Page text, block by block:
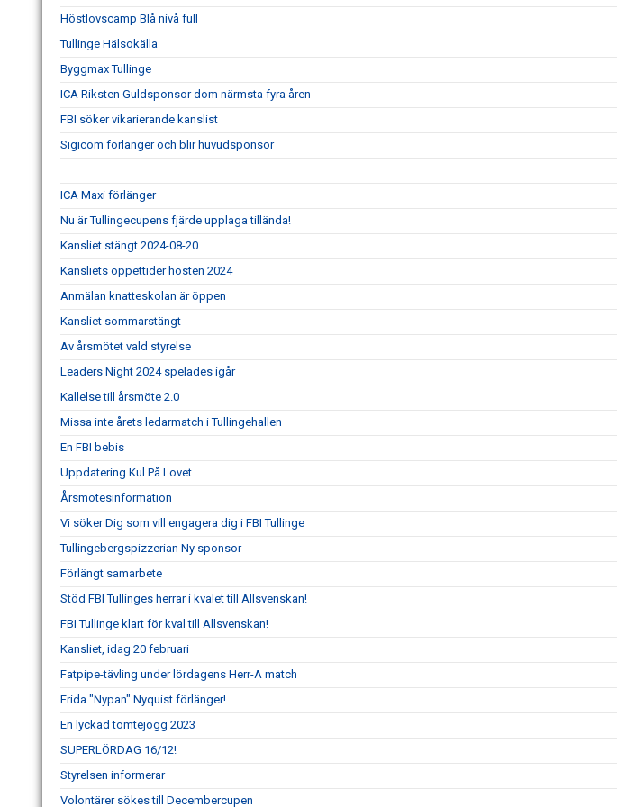
Höstlovscamp Blå nivå full
Tullinge Hälsokälla
Byggmax Tullinge
ICA Riksten Guldsponsor dom närmsta fyra åren
FBI söker vikarierande kanslist
Sigicom förlänger och blir huvudsponsor
ICA Maxi förlänger
Nu är Tullingecupens fjärde upplaga tillända!
Kansliet stängt 2024-08-20
Kansliets öppettider hösten 2024
Anmälan knatteskolan är öppen
Kansliet sommarstängt
Av årsmötet vald styrelse
Leaders Night 2024 spelades igår
Kallelse till årsmöte 2.0
Missa inte årets ledarmatch i Tullingehallen
En FBI bebis
Uppdatering Kul På Lovet
Årsmötesinformation
Vi söker Dig som vill engagera dig i FBI Tullinge
Tullingebergspizzerian Ny sponsor
Förlängt samarbete
Stöd FBI Tullinges herrar i kvalet till Allsvenskan!
FBI Tullinge klart för kval till Allsvenskan!
Kansliet, idag 20 februari
Fatpipe-tävling under lördagens Herr-A match
Frida "Nypan" Nyquist förlänger!
En lyckad tomtejogg 2023
SUPERLÖRDAG 16/12!
Styrelsen informerar
Volontärer sökes till Decembercupen